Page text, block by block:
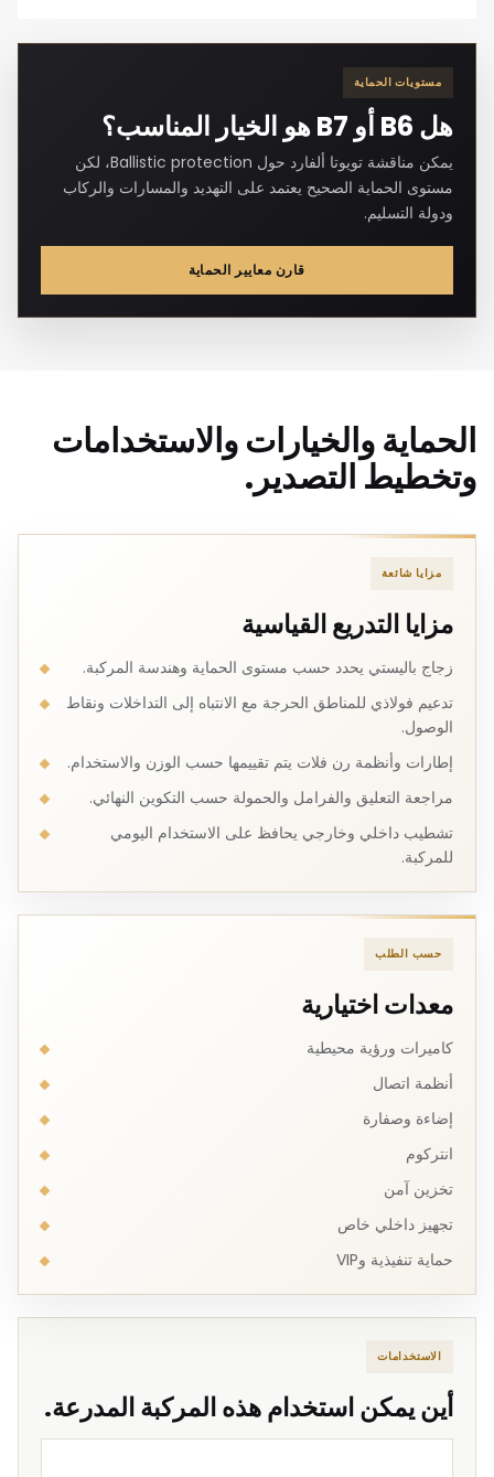
مستويات الحماية
هل B6 أو B7 هو الخيار المناسب؟
يمكن مناقشة تويوتا ألفارد حول Ballistic protection، لكن
مستوى الحماية الصحيح يعتمد على التهديد والمسارات والركاب
ودولة التسليم.
قارن معايير الحماية
الحماية والخيارات والاستخدامات
وتخطيط التصدير.
مزايا شائعة
مزايا التدريع القياسية
زجاج باليستي يحدد حسب مستوى الحماية وهندسة المركبة.
تدعيم فولاذي للمناطق الحرجة مع الانتباه إلى التداخلات ونقاط
الوصول.
إطارات وأنظمة رن فلات يتم تقييمها حسب الوزن والاستخدام.
مراجعة التعليق والفرامل والحمولة حسب التكوين النهائي.
تشطيب داخلي وخارجي يحافظ على الاستخدام اليومي
للمركبة.
حسب الطلب
معدات اختيارية
كاميرات ورؤية محيطية
أنظمة اتصال
إضاءة وصفارة
انتركوم
تخزين آمن
تجهيز داخلي خاص
حماية تنفيذية وVIP
الاستخدامات
أين يمكن استخدام هذه المركبة المدرعة.